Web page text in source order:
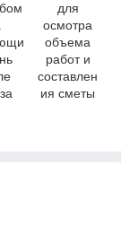
для
осмотра
объема
работ и
составлен
ия сметы